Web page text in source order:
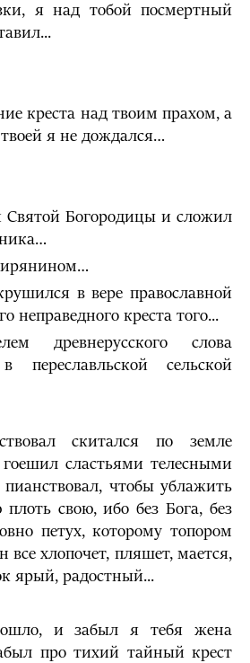
я над тобой посмертный
креста над твоим прахом, а
я не дождался…
Богородицы и сложил
в вере православной
неправедного кре­ста того...
древнерусского слова
переславльской сельской
скитался по земле
сластьями телесными
чтобы ублажить
плоть свою, ибо без Бога, без
петух, которому топором
все хлопочет, пляшет, мается,
ярый, радостный...
и забыл я тебя жена
про тихий тайный крест